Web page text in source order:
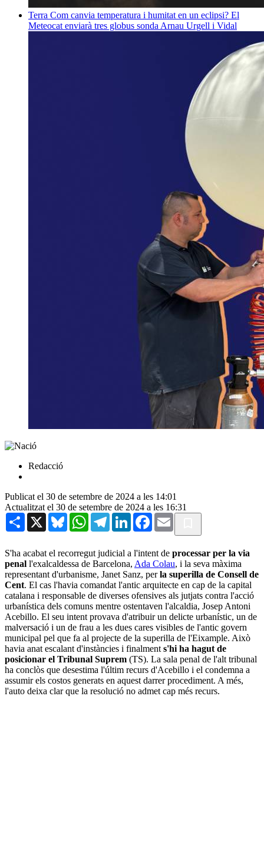
Terra Com canvia temperatura i humitat en un eclipsi? El
Meteocat enviarà tres globus sonda Arnau Urgell i Vidal
Redacció
Publicat el 30 de setembre de 2024 a les 14:01
Actualitzat el 30 de setembre de 2024 a les 16:31
Share X BlueskyWhatsAppTelegramLinkedInFacebook
Email
S'ha acabat el recorregut judicial a l'intent de processar per la via
penal l'exalcaldessa de Barcelona, Ada Colau, i la seva màxima
representant d'urbanisme, Janet Sanz, perla superilla de Consell de
Cent. El cas l'havia comandat l'antic arquitecte en cap de la capital
catalana i responsable de diverses ofensives als jutjats contra l'acció
urbanística dels comuns mentre ostentaven l'alcaldia, Josep Antoni
Acebillo. El seu intent provava d'atribuir un delicte urbanístic, un de
malversació i un de frau a les dues cares visibles de l'antic govern
municipal pel que fa al projecte de la superilla de l'Eixample. Això
havia anat escalant d'instàncies i finalment s'hi ha hagut de
posicionar el Tribunal Suprem (TS). La sala penal de l'alt tribunal
ha conclòs que desestima l'últim recurs d'Acebillo i el condemna a
assumir els costos generats en aquest darrer procediment. A més,
l'auto deixa clar que la resolució no admet cap més recurs.